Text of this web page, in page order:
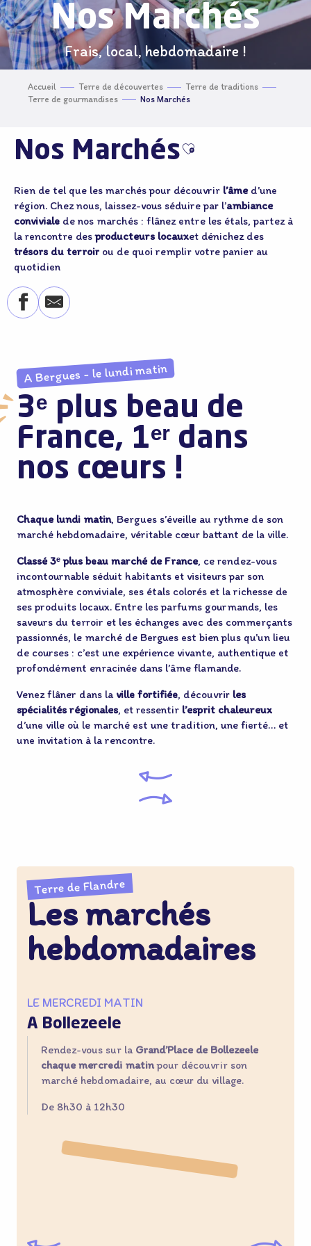
Nos Marchés
Frais, local, hebdomadaire !
Accueil Terre de découvertes
Terre de traditions
Terre de gourmandises
Nos Marchés
Nos MarchésAjouter aux
Rien de tel que les marchés pour découvrir l’âmed’une
région. Chez nous, laissez-vous séduire par l’ambiance
conviviale de nos marchés : flânez entre les étals, partez à
la rencontre desproducteurs locauxet dénichez des
trésors du terroir ou de quoi remplir votre panier au
quotidien
A Bergues - le lundi matin
3ᵉ plus beau de
France, 1ᵉʳ dans
nos cœurs !
Chaque lundi matin, Bergues s’éveille au rythme de son
marché hebdomadaire, véritable cœur battant de la ville.
Classé 3ᵉ plus beau marché de France, ce rendez-vous
incontournable séduit habitants et visiteurs par son
atmosphère conviviale, ses étals colorés et la richesse de
ses produits locaux. Entre les parfums gourmands, les
saveurs du terroir et les échanges avec des commerçants
passionnés, le marché de Bergues est bien plus qu’un lieu
de courses : c’est une expérience vivante, authentique et
profondément enracinée dans l’âme flamande.
Venez flâner dans la ville fortifiée, découvrir les
spécialités régionales, et ressentir l’esprit chaleureux
d’une ville où le marché est une tradition, une fierté… et
une invitation à la rencontre.
Terre de Flandre
Les marchés
hebdomadaires
LE MERCREDI MATIN
A Bollezeele
Rendez-vous sur la Grand’Place de Bollezeele
chaque mercredi matinpour découvrir son
marché hebdomadaire, au cœur du village.
De 8h30 à 12h30
©